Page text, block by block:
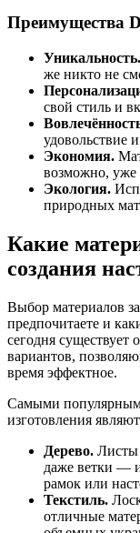
Преимущества
Уникальность.
же никто не
свой стиль и
удовольствие
Экономия.
возможно, уже
Экология.
природных
Какие
создания
Выбор материалов
предпочитаете и
сегодня существует
вариантов,
время эффектное.
Самыми
изготовления
Дерево. Листы
даже ветки —
рамок или
Текстиль.
отличные